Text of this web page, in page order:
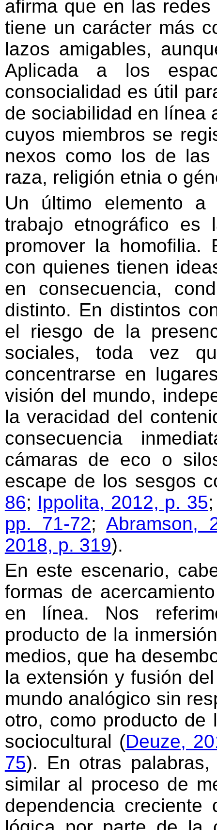
afirma que en las
tiene un carácter más
lazos amigables,
Aplicada a los
consocialidad es útil
de sociabilidad en línea
cuyos miembros se
nexos como los de
raza, religión etnia o
Un último elemento
trabajo etnográfico es
promover la
con quienes tienen
en consecuencia,
distinto. En distintos
el riesgo de la
sociales, toda vez
concentrarse en
visión del mundo,
la veracidad del
consecuencia
cámaras de eco o
escape de los sesgos
86; Ippolita, 2012, p. 35
pp. 71-72;Abramson,
2018, p. 319).
En este escenario,
formas de
en línea. Nos
producto de la
medios, que ha
la extensión y fusión
mundo analógico sin
otro, como producto de
sociocultural (Deuze,
75). En otras
similar al proceso de
dependencia